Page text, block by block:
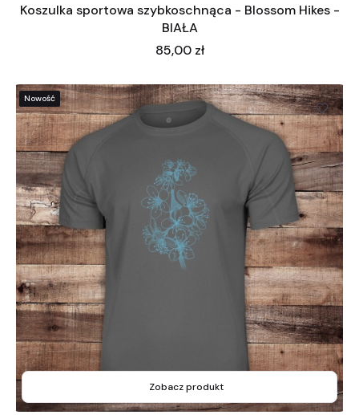
Koszulka sportowa szybkoschnąca - Blossom Hikes -
BIAŁA
Cena
85,00 zł
Nowość
Zobacz produkt